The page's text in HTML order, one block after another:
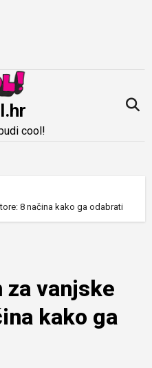
cool!
8 načina kako ga odabrati
za vanjske
kako ga